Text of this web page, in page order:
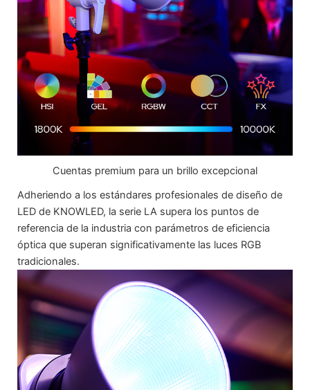
Cuentas premium para un brillo excepcional
Adheriendo a los estándares profesionales de diseño de
LED de KNOWLED, la serie LA supera los puntos de
referencia de la industria con parámetros de eficiencia
óptica que superan significativamente las luces RGB
tradicionales.